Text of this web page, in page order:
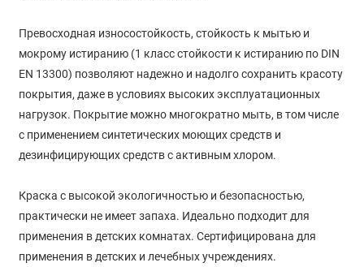
Превосходная износостойкость, стойкость к мытью и
мокрому истиранию (1 класс стойкости к истиранию по DIN
EN 13300) позволяют надежно и надолго сохранить красоту
покрытия, даже в условиях высоких эксплуатационных
нагрузок. Покрытие можно многократно мыть, в том числе
с применением синтетических моющих средств и
дезинфицирующих средств с активным хлором.
Краска с высокой экологичностью и безопасностью,
практически не имеет запаха. Идеально подходит для
применения в детских комнатах. Сертифицирована для
применения в детских и лечебных учреждениях.